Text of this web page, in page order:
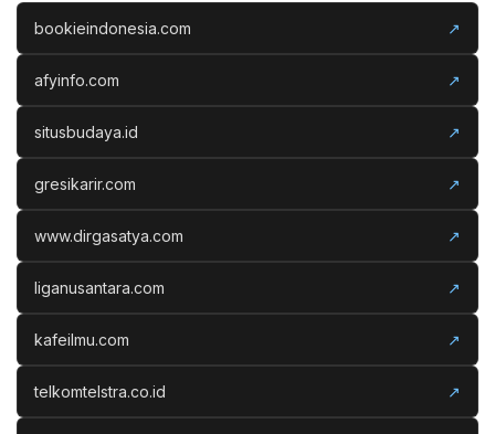
bookieindonesia.com ↗
afyinfo.com ↗
situsbudaya.id ↗
gresikarir.com ↗
www.dirgasatya.com ↗
liganusantara.com ↗
kafeilmu.com ↗
telkomtelstra.co.id ↗